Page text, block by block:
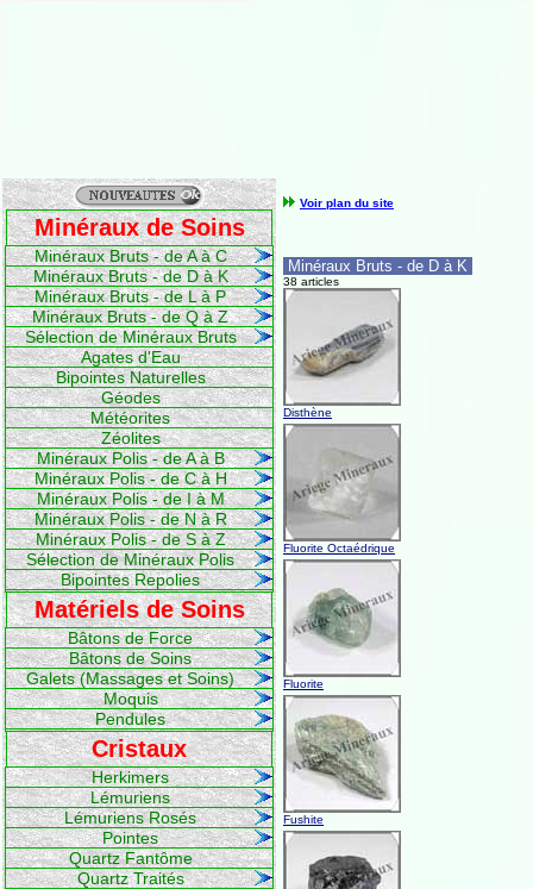
Minéraux de Soins
Minéraux Bruts - de A à C
Minéraux Bruts - de D à K
Minéraux Bruts - de L à P
Minéraux Bruts - de Q à Z
Sélection de Minéraux Bruts
Agates d'Eau
Bipointes Naturelles
Géodes
Météorites
Zéolites
Minéraux Polis - de A à B
Minéraux Polis - de C à H
Minéraux Polis - de I à M
Minéraux Polis - de N à R
Minéraux Polis - de S à Z
Sélection de Minéraux Polis
Bipointes Repolies
Matériels de Soins
Bâtons de Force
Bâtons de Soins
Galets (Massages et Soins)
Moquis
Pendules
Cristaux
Herkimers
Lémuriens
Lémuriens Rosés
Pointes
Quartz Fantôme
Quartz Traités
Voir plan du site
Minéraux Bruts - de D à K
38 articles
Disthène
Fluorite Octaédrique
Fluorite
Fushite